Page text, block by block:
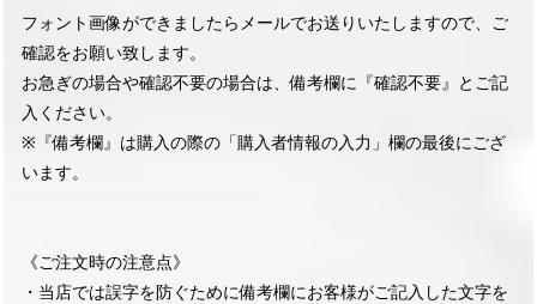
フォント画像ができましたらメールでお送りいたしますので、ご
確認をお願い致します。
お急ぎの場合や確認不要の場合は、備考欄に『確認不要』とご記
入ください。
※『備考欄』は購入の際の「購入者情報の入力」欄の最後にござ
います。
《ご注文時の注意点》
・当店では誤字を防ぐために備考欄にお客様がご記入した文字を